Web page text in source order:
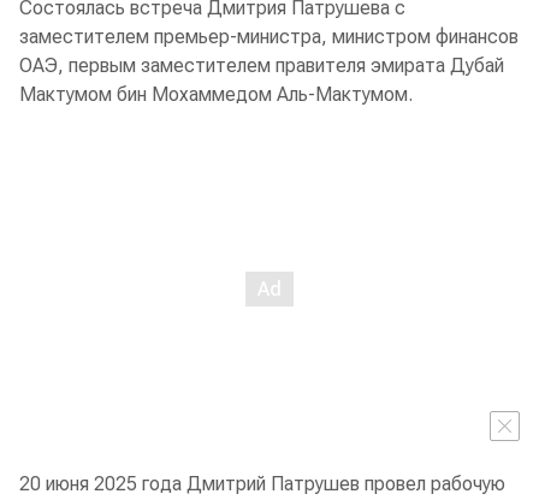
Состоялась встреча Дмитрия Патрушева с
заместителем премьер-министра, министром финансов
ОАЭ, первым заместителем правителя эмирата Дубай
Мактумом бин Мохаммедом Аль-Мактумом.
20 июня 2025 года Дмитрий Патрушев провел рабочую